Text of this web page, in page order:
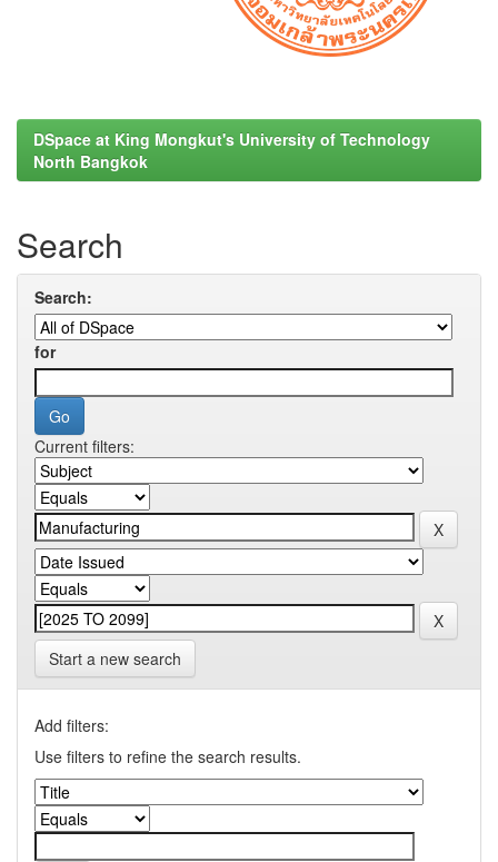
DSpace at King Mongkut's University of Technology
North Bangkok
Search
Search:
for
Current filters:
Start a new search
Add filters:
Use filters to refine the search results.